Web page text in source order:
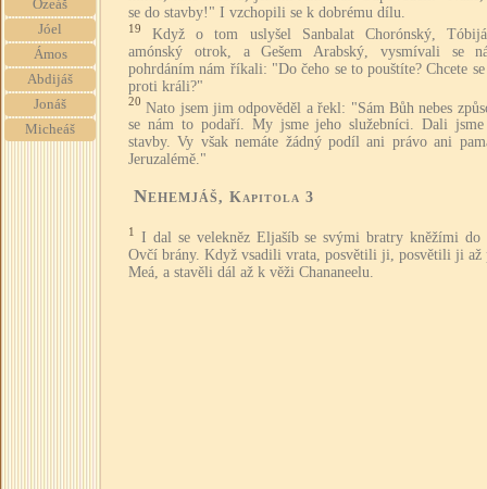
Ozeáš
Jóel
Ámos
Abdijáš
Jonáš
Micheáš
se do stavby!" I vzchopili se k dobrému dílu.
19
Když o tom uslyšel Sanbalat Chorónský,
amónský otrok, a Gešem Arabský, vysmívali se
pohrdáním nám říkali: "Do čeho se to pouštíte? Chcete
proti králi?"
20 Nato jsem jim odpověděl a řekl: "Sám Bůh nebes
se nám to podaří. My jsme jeho služebníci. Dali
stavby. Vy však nemáte žádný podíl ani právo ani
Jeruzalémě."
Nehemjáš, Kapitola 3
1
I dal se velekněz Eljašíb se svými bratry kněžími do
Ovčí brány. Když vsadili vrata, posvětili ji, posvětili ji až
Meá, a stavěli dál až k věži Chananeelu.